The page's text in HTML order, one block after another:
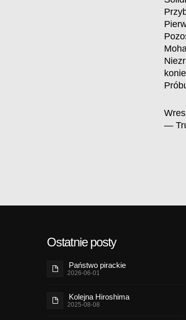
—
Ostatnie posty
Państwo pirackie
2026-06-01
Kolejna Hiroshima
2025-08-08